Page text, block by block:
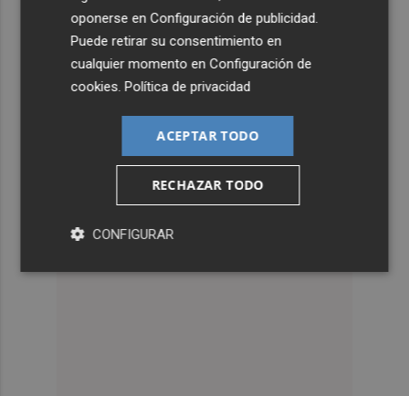
oponerse enConfiguración de publicidad.
Puede retirar su consentimiento en
cualquier momento enConfiguración de
cookies.Política de privacidad
ACEPTAR TODO
RECHAZAR TODO
CONFIGURAR